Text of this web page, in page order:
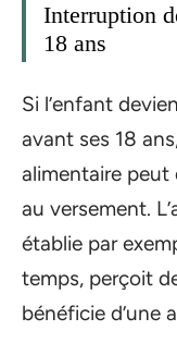
Interruption
18 ans
Si l’enfant
avant ses 18
alimentaire
au versement.
établie par
temps, perçoit
bénéficie d’une